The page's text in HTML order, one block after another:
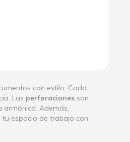
con estilo. Cada
Las perforaciones son
armónica. Además,
tu espacio de trabajo con